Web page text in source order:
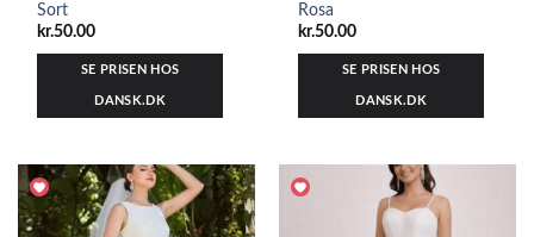
Sort
kr.50.00
SE PRISEN HOS
DANSK.DK
Rosa
kr.50.00
SE PRISEN HOS
DANSK.DK